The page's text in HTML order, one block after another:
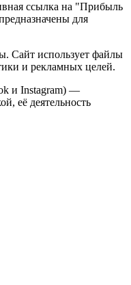
ссылка на "Прибыль
для
Сайт использует файлы
и рекламных целей.
и Instagram) —
её деятельность